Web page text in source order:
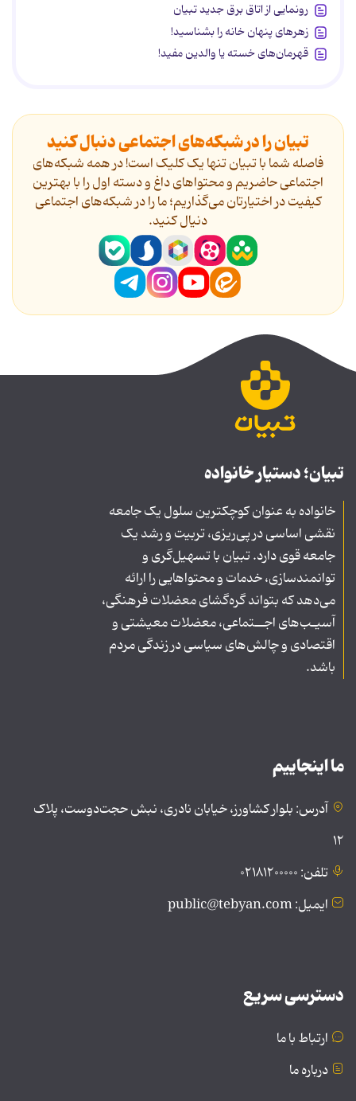
رونمایی از اتاق برق جدید تبیان
زهرهای پنهان خانه را بشناسید!
قهرمان‌های خسته یا والدین مفید!
تبیان را در شبکه‌های اجتماعی دنبال کنید
فاصله شما با تبیان تنها یک کلیک است! در همه شبکه‌های
اجتماعی حاضریم و محتواهای داغ و دسته اول را با بهترین
کیفیت در اختیارتان می‌گذاریم؛ ما را در شبکه‌های اجتماعی
دنیال کنید.
تبیان؛ دستیار خانواده
خانواده به عنوان کوچکترین سلول یک جامعه
نقشی اساسی در پی‌ریزی، تربیت و رشد یک
جامعه قوی دارد. تبیان با تسهیل‌گری و
توانمندسازی، خدمات و محتواهایی را ارائه
می‌دهد که بتواند گره‌گشای معضلات فرهنگی،
آسیـب‌های اجــتماعی، معضلات معیشتی و
اقتصادی و چالش‌های سیاسی در زندگی مردم
باشد.
ما اینجاییم
آدرس: بلوار کشاورز، خیابان نادری، نبش حجت‌دوست، پلاک
۱۲
تلفن: ۰۲۱۸۱۲۰۰۰۰۰
ایمیل: public@tebyan.com
دسترسی سریع
ارتباط با ما
درباره ما